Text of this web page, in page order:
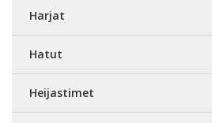
Harjat
Hatut
Heijastimet